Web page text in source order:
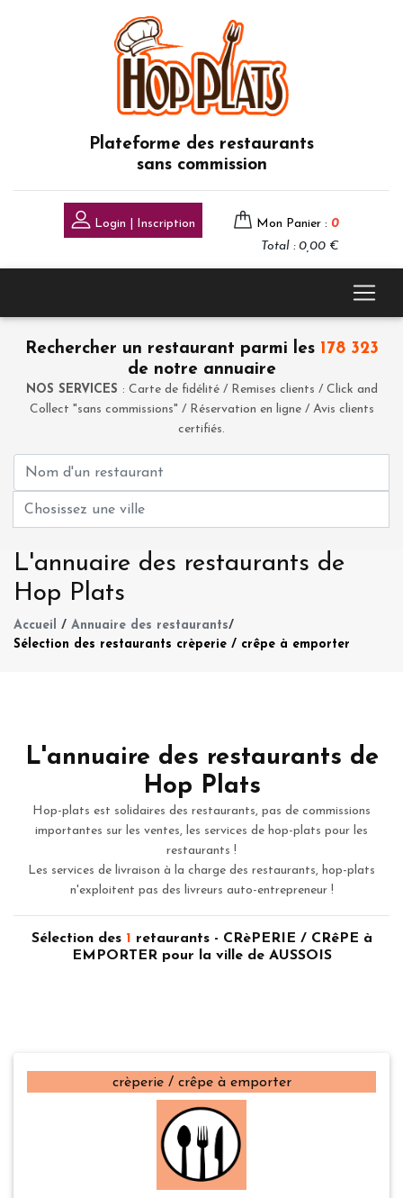
Plateforme des restaurants
sans commission
Login | Inscription Mon Panier : 0
Total : 0,00 €
Rechercher un restaurant parmi les 178 323
de notre annuaire
NOS SERVICES : Carte de fidélité / Remises clients / Click and
Collect "sans commissions" / Réservation en ligne / Avis clients
certifiés.
L'annuaire des restaurants de
Hop Plats
Accueil / Annuaire des restaurants/
Sélection des restaurants crèperie / crêpe à emporter
L'annuaire des restaurants de
Hop Plats
Hop-plats est solidaires des restaurants, pas de commissions
importantes sur les ventes, les services de hop-plats pour les
restaurants !
Les services de livraison à la charge des restaurants, hop-plats
n'exploitent pas des livreurs auto-entrepreneur !
Sélection des 1 retaurants - CRèPERIE / CRêPE à
EMPORTER pour la ville de AUSSOIS
crèperie / crêpe à emporter